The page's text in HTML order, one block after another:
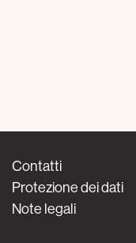
Contatti
Protezione dei dati
Note legali